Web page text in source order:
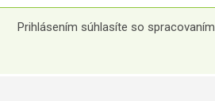
Prihlásením súhlasíte so spracovaním